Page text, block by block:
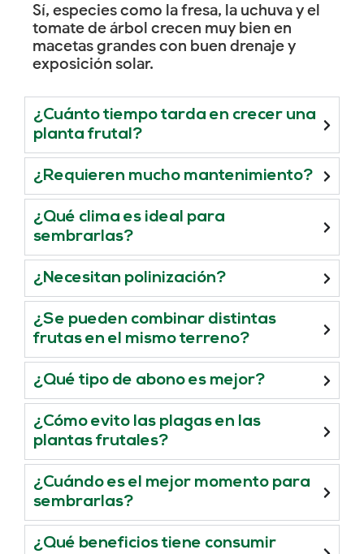
Sí, especies como la fresa, la uchuva y el
tomate de árbol crecen muy bien en
macetas grandes con buen drenaje y
exposición solar.
¿Cuánto tiempo tarda en crecer una
planta frutal?
¿Requieren mucho mantenimiento?
¿Qué clima es ideal para
sembrarlas?
¿Necesitan polinización?
¿Se pueden combinar distintas
frutas en el mismo terreno?
¿Qué tipo de abono es mejor?
¿Cómo evito las plagas en las
plantas frutales?
¿Cuándo es el mejor momento para
sembrarlas?
¿Qué beneficios tiene consumir